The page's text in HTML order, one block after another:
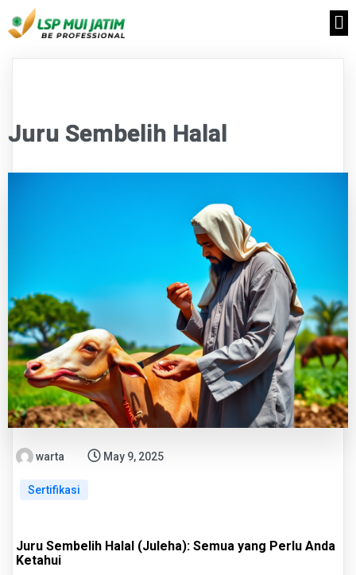
Juru Sembelih Halal
warta May 9, 2025
Sertifikasi
Juru Sembelih Halal (Juleha): Semua yang Perlu Anda
Ketahui